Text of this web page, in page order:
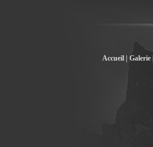
Accueil |
Galerie |